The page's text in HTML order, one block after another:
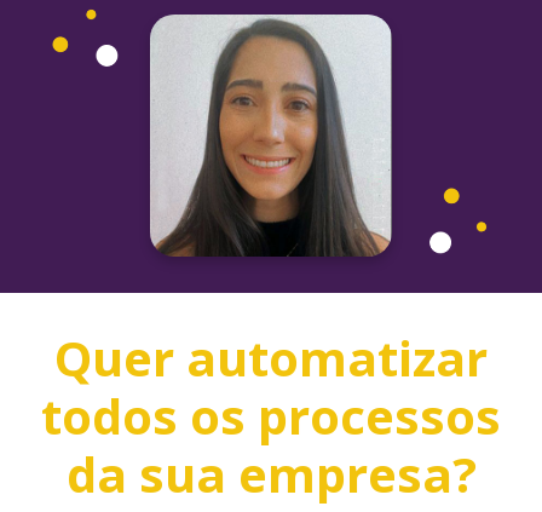
Quer automatizar
todos os processos
da sua empresa?